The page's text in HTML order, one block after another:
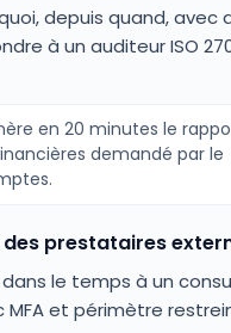
depuis quand, avec
à un auditeur ISO
en 20 minutes le
demandé par le
prestataires
le temps à un
MFA et périmètre